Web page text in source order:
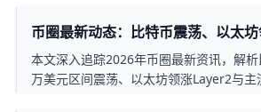
币圈最新动态：比特币震荡、以太
币轮动
本文深入追踪2026年币圈最新资讯，解
万美元区间震荡、以太坊领涨Layer2与